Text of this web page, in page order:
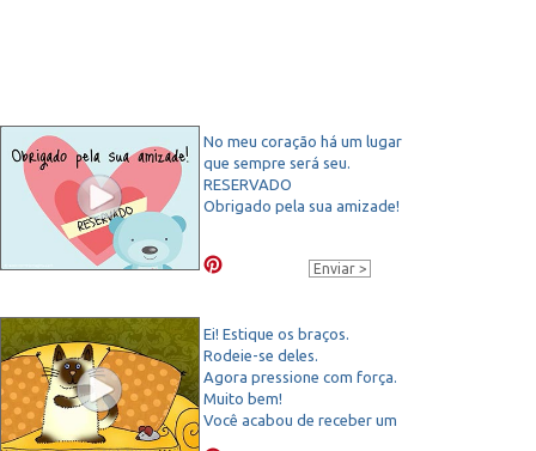
No meu coração há um lugar
que sempre será seu.
RESERVADO
Obrigado pela sua amizade!
Enviar
Ei! Estique os braços.
Rodeie-se deles.
Agora pressione com força.
Muito bem!
Você acabou de receber um